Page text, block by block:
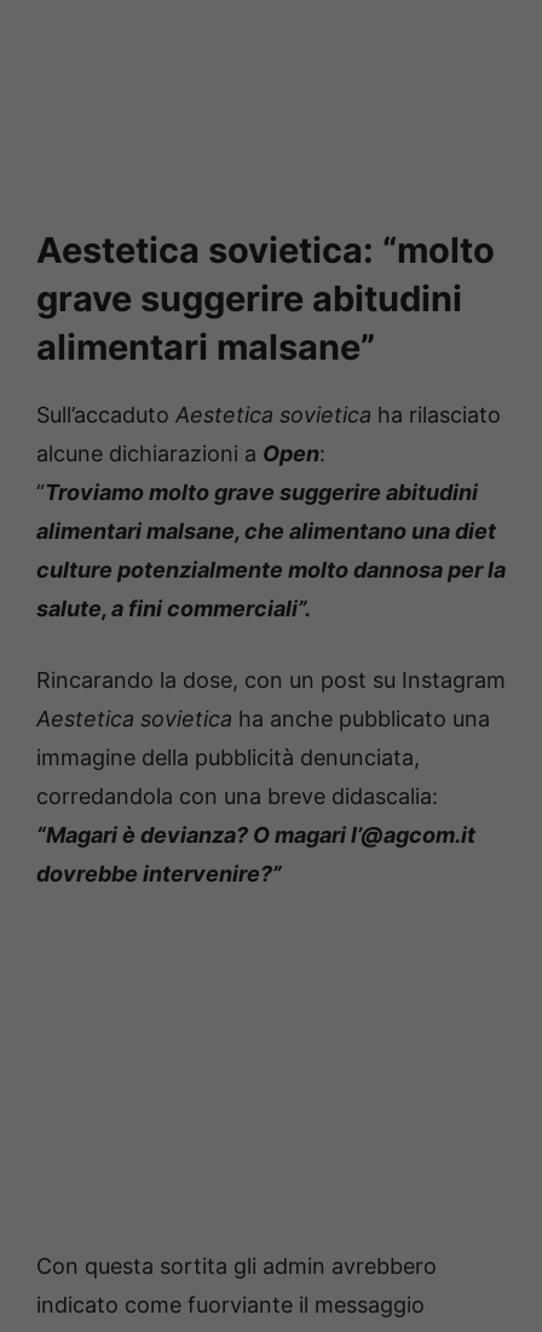
Aestetica sovietica: “molto
grave suggerire abitudini
alimentari malsane”
Sull’accaduto Aestetica sovietica ha rilasciato
alcune dichiarazioni a Open:
“Troviamo molto grave suggerire abitudini
alimentari malsane, che alimentano una diet
culture potenzialmente molto dannosa per la
salute, a fini commerciali”.
Rincarando la dose, con un post su Instagram
Aestetica sovietica ha anche pubblicato una
immagine della pubblicità denunciata,
corredandola con una breve didascalia:
“Magari è devianza? O magari l’@agcom.it
dovrebbe intervenire?”
Con questa sortita gli admin avrebbero
indicato come fuorviante il messaggio